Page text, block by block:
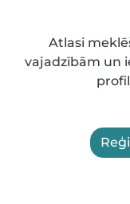
Atlasi
vajadzībām un